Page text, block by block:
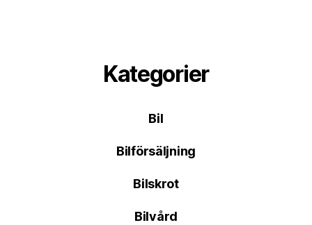
Kategorier
Bil
Bilförsäljning
Bilskrot
Bilvård